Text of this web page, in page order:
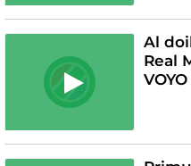
Al
Real
VOYO